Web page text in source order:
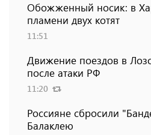
Обожженный носик: в
пламени двух котят
11:51
Движение поездов в
после атаки РФ
11:20
Россияне сбросили
Балаклею